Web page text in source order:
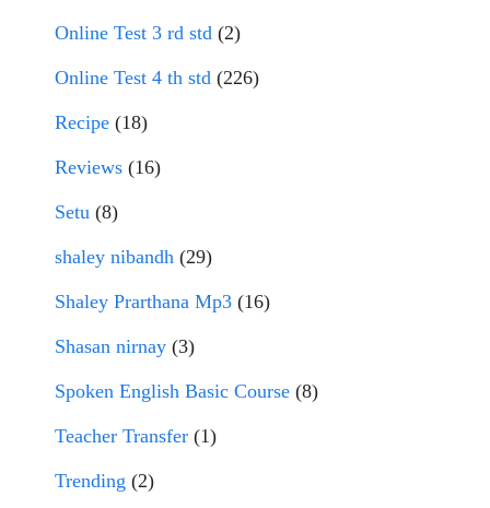
Online Test 3 rd std (2)
Online Test 4 th std (226)
Recipe (18)
Reviews (16)
Setu (8)
shaley nibandh (29)
Shaley Prarthana Mp3 (16)
Shasan nirnay (3)
Spoken English Basic Course (8)
Teacher Transfer (1)
Trending (2)